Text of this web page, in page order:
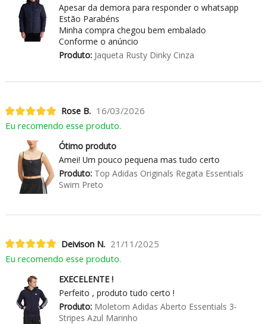
Apesar da demora para responder o whatsapp
Estão Parabéns
Minha compra chegou bem embalado
Conforme o anúncio
Produto:Jaqueta Rusty Dinky Cinza
Rose B. 16/03/2026
Eu recomendo esse produto.
Ótimo produto
Amei! Um pouco pequena mas tudo certo
Produto:Top Adidas Originals Regata Essentials
Swim Preto
Deivison N. 21/11/2025
Eu recomendo esse produto.
EXECELENTE !
Perfeito , produto tudo certo !
Produto:Moletom Adidas Aberto Essentials 3-
Stripes Azul Marinho